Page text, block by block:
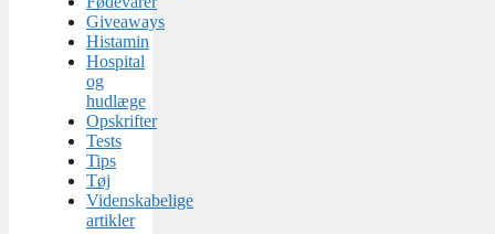
Giveaways
Histamin
Hospital
og
hudlæge
Opskrifter
Tests
Tips
Tøj
Videnskabelige
artikler